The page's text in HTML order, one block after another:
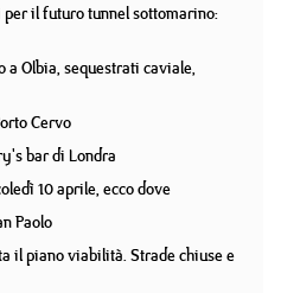
il futuro tunnel sottomarino:
Olbia, sequestrati caviale,
Cervo
bar di Londra
10 aprile, ecco dove
Paolo
il piano viabilità. Strade chiuse e